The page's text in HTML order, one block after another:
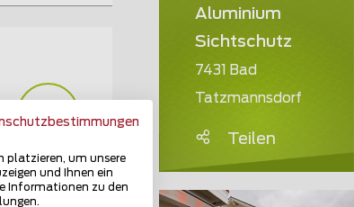
Industrie und
Sicherheit
Aluminium
Sichtschutz
7431 Bad
Tatzmannsdorf
Teilen
platzieren, um unsere
und Ihnen ein
Informationen zu den